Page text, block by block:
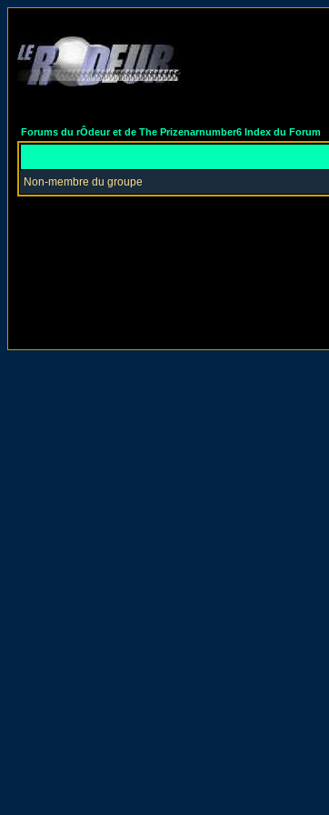
Forums du rÔdeur et de The Prizenarnumber6 Index du Forum
Non-membre du groupe